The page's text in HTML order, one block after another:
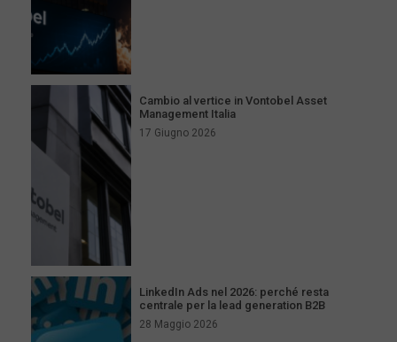
Cambio al vertice in Vontobel Asset
Management Italia
17 Giugno 2026
LinkedIn Ads nel 2026: perché resta
centrale per la lead generation B2B
28 Maggio 2026